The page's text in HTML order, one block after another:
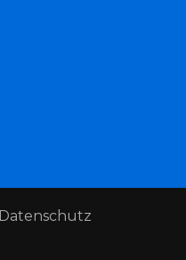
Datenschutz